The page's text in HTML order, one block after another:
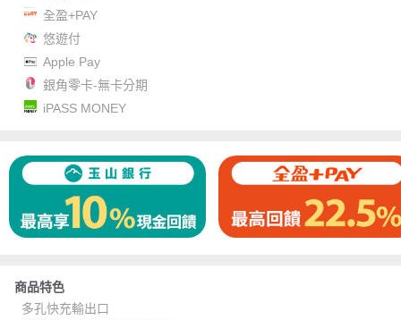
全盈+PAY
悠遊付
Apple Pay
銀角零卡-無卡分期
iPASS MONEY
商品特色
多孔快充輸出口